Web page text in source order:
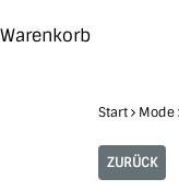
WarenkorbClose
Start Mode
ZURÜCK